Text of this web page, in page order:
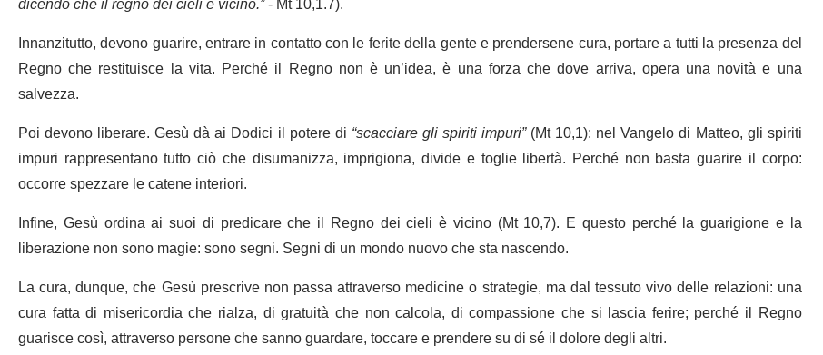
Innanzitutto, devono guarire, entrare in contatto con le ferite della gente e prendersene cura, portare a tutti la presenza del
Regno che restituisce la vita. Perché il Regno non è un’idea, è una forza che dove arriva, opera una novità e una
salvezza.
Poi devono liberare. Gesù dà ai Dodici il potere di “scacciare gli spiriti impuri”(Mt 10,1): nel Vangelo di Matteo, gli spiriti
impuri rappresentano tutto ciò che disumanizza, imprigiona, divide e toglie libertà. Perché non basta guarire il corpo:
occorre spezzare le catene interiori.
Infine, Gesù ordina ai suoi di predicare che il Regno dei cieli è vicino (Mt 10,7). E questo perché la guarigione e la
liberazione non sono magie: sono segni. Segni di un mondo nuovo che sta nascendo.
La cura, dunque, che Gesù prescrive non passa attraverso medicine o strategie, ma dal tessuto vivo delle relazioni: una
cura fatta di misericordia che rialza, di gratuità che non calcola, di compassione che si lascia ferire; perché il Regno
guarisce così, attraverso persone che sanno guardare, toccare e prendere su di sé il dolore degli altri.